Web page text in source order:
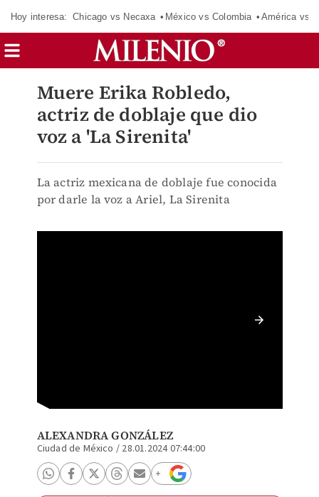
Hoy interesa: Chicago vs Necaxa México vs Colombia América vs
Muere Erika Robledo,
actriz de doblaje que dio
voz a 'La Sirenita'
La actriz mexicana de doblaje fue conocida
por darle la voz a Ariel, La Sirenita
ALEXANDRA GONZÁLEZ
Ciudad de México / 28.01.2024 07:44:00